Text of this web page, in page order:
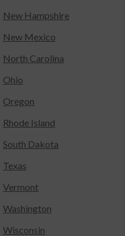
New Hampshire
New Mexico
North Carolina
Ohio
Oregon
Rhode Island
South Dakota
Texas
Vermont
Washington
Wisconsin